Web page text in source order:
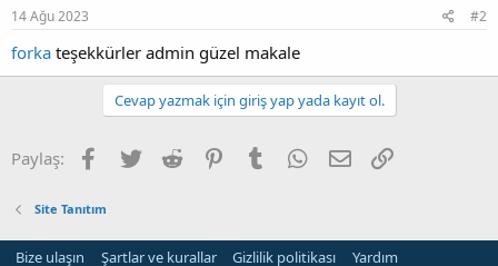
14 Ağu 2023 #2
forka teşekkürler admin güzel makale
Cevap yazmak için giriş yap yada kayıt ol.
Paylaş: Facebook
Twitter Reddit PinterestTumblr WhatsApp
E-posta
Site Tanıtım
Bize ulaşın Şartlar ve kurallar Gizlilik politikası Yardım